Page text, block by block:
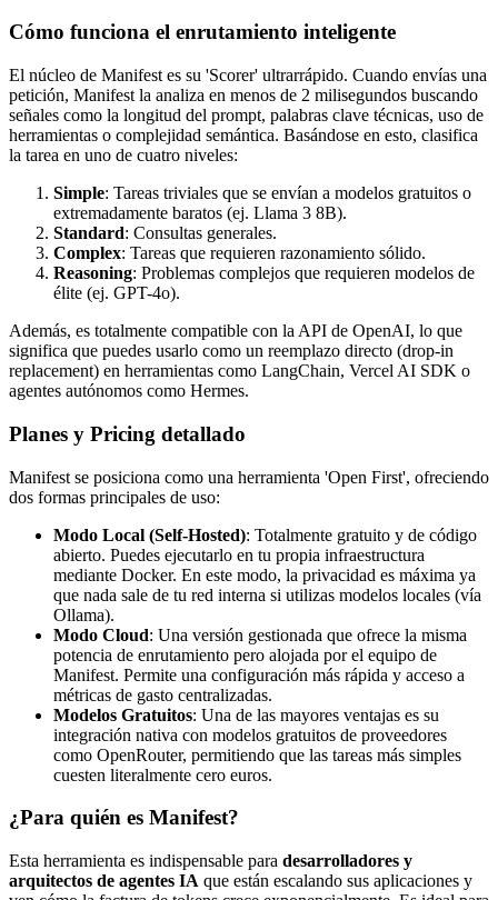
Cómo funciona el enrutamiento inteligente
El núcleo de Manifest es su 'Scorer' ultrarrápido. Cuando envías una
petición, Manifest la analiza en menos de 2 milisegundos buscando
señales como la longitud del prompt, palabras clave técnicas, uso de
herramientas o complejidad semántica. Basándose en esto, clasifica
la tarea en uno de cuatro niveles:
Simple: Tareas triviales que se envían a modelos gratuitos o
extremadamente baratos (ej. Llama 3 8B).
Standard: Consultas generales.
Complex: Tareas que requieren razonamiento sólido.
Reasoning: Problemas complejos que requieren modelos de
élite (ej. GPT-4o).
Además, es totalmente compatible con la API de OpenAI, lo que
significa que puedes usarlo como un reemplazo directo (drop-in
replacement) en herramientas como LangChain, Vercel AI SDK o
agentes autónomos como Hermes.
Planes y Pricing detallado
Manifest se posiciona como una herramienta 'Open First', ofreciendo
dos formas principales de uso:
Modo Local (Self-Hosted): Totalmente gratuito y de código
abierto. Puedes ejecutarlo en tu propia infraestructura
mediante Docker. En este modo, la privacidad es máxima ya
que nada sale de tu red interna si utilizas modelos locales (vía
Ollama).
Modo Cloud: Una versión gestionada que ofrece la misma
potencia de enrutamiento pero alojada por el equipo de
Manifest. Permite una configuración más rápida y acceso a
métricas de gasto centralizadas.
Modelos Gratuitos: Una de las mayores ventajas es su
integración nativa con modelos gratuitos de proveedores
como OpenRouter, permitiendo que las tareas más simples
cuesten literalmente cero euros.
¿Para quién es Manifest?
Esta herramienta es indispensable para desarrolladores y
arquitectos de agentes IA que están escalando sus aplicaciones y